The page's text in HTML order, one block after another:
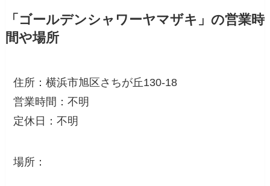
「ゴールデンシャワーヤマザキ」の営業時
間や場所
住所：横浜市旭区さちが丘130-18
営業時間：不明
定休日：不明
場所：